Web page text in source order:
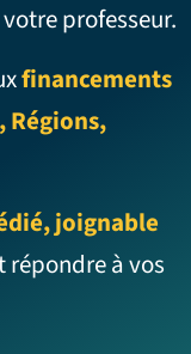
professeur.
financements
Régions,
joignable
répondre à vos